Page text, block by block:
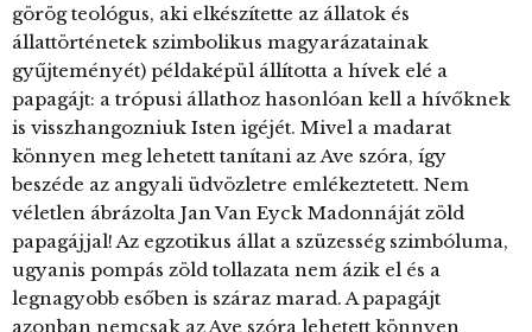
görög teológus, aki elkészítette az állatok és
állattörténetek szimbolikus magyarázatainak
gyűjteményét) példaképül állította a hívek elé a
papagájt: a trópusi állathoz hasonlóan kell a hívőknek
is visszhangozniuk Isten igéjét. Mivel a madarat
könnyen meg lehetett tanítani az Ave szóra, így
beszéde az angyali üdvözletre emlékeztetett. Nem
véletlen ábrázolta Jan Van Eyck Madonnáját zöld
papagájjal! Az egzotikus állat a szüzesség szimbóluma,
ugyanis pompás zöld tollazata nem ázik el és a
legnagyobb esőben is száraz marad. A papagájt
azonban nemcsak az Ave szóra lehetett könnyen